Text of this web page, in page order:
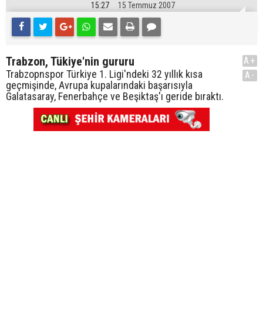
15:27 15 Temmuz 2007
Trabzon, Tükiye'nin gururu
Trabzopnspor Türkiye 1. Ligi'ndeki 32 yıllık kısa
geçmişinde, Avrupa kupalarındaki başarısıyla
Galatasaray, Fenerbahçe ve Beşiktaş'ı geride bıraktı.
A+
A-